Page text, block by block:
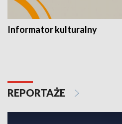
Informator kulturalny
REPORTAŻE